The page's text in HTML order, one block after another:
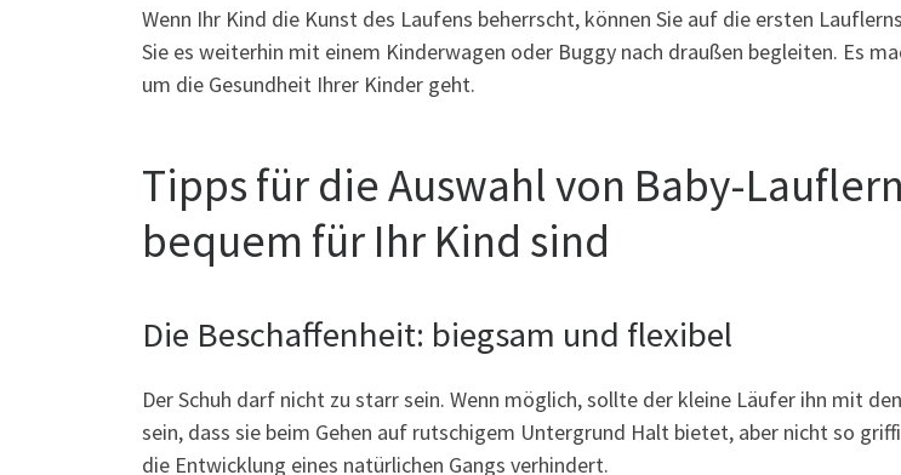
Wenn Ihr Kind die Kunst des Laufens beherrscht, können Sie auf die ersten
Sie es weiterhin mit einem Kinderwagen oder Buggy nach draußen begleiten. Es
um die Gesundheit Ihrer Kinder geht.
Tipps für die Auswahl von Baby-
bequem für Ihr Kind sind
Die Beschaffenheit: biegsam und flexibel
Der Schuh darf nicht zu starr sein. Wenn möglich, sollte der kleine Läufer ihn mit
sein, dass sie beim Gehen auf rutschigem Untergrund Halt bietet, aber nicht so
die Entwicklung eines natürlichen Gangs verhindert.